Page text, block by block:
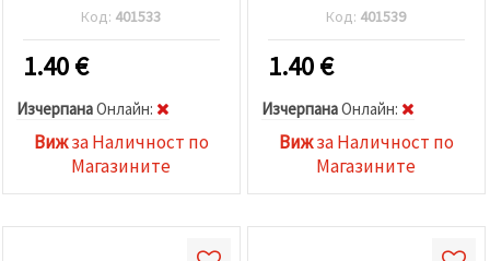
Код: 401533
1.40€
ИзчерпанаOнлайн:
Вижза Наличност по
Магазините
Код: 401539
1.40€
ИзчерпанаOнлайн:
Вижза Наличност по
Магазините